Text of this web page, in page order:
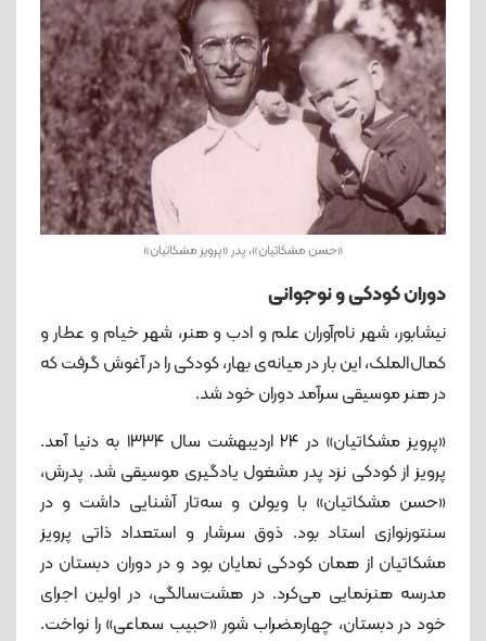
«حسن مشکاتیان»، پدر «پرویز مشکاتیان»
دوران کودکی و نوجوانی
نیشابور، شهر نام‌آوران علم و ادب و هنر، شهر خیام و عطار و
کمال‌الملک، این بار در میانه‌ی بهار، کودکی را در آغوش گرفت که
در هنر موسیقی سرآمد دوران خود شد.
«پرویز مشکاتیان» در ۲۴ اردیبهشت سال ۱۳۳۴ به دنیا آمد.
پرویز از کودکی نزد پدر مشغول یادگیری موسیقی شد. پدرش،
«حسن مشکاتیان» با ویولن و سه‌تار آشنایی داشت و در
سنتورنوازی استاد بود. ذوق سرشار و استعداد ذاتی پرویز
مشکاتیان از همان کودکی نمایان بود و در دوران دبستان در
مدرسه هنرنمایی می‌کرد. در هشت‌سالگی، در اولین اجرای
خود در دبستان، چهارمضراب شور «حبیب سماعی» را نواخت.